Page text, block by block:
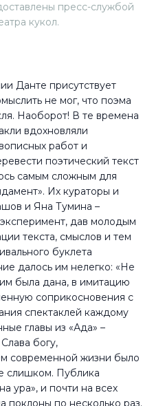
пресс-службой
кукол.
Данте присутствует
не мог, что поэма
Наоборот! В те времена
вдохновляли
работ и
поэтический текст
самым сложным для
Их кураторы и
и Яна Тумина –
дав молодым
текста, смыслов и тем
буклета
далось им нелегко: «Не
была дана, в имитацию
соприкосновения с
спектаклей каждому
главы из «Ада» –
богу,
современной жизни было
слишком. Публика
ура», и почти на всех
поклоны по несколько раз.